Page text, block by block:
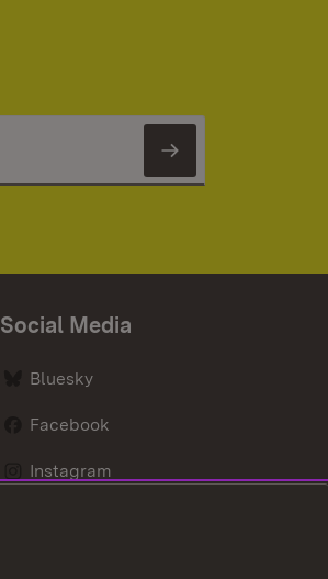
Newsletter
Social Media
Bluesky
Facebook
Instagram